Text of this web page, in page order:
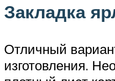
Закладка
Отличный
изготовления.